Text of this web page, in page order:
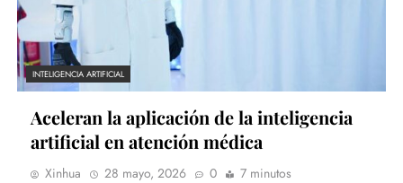
INTELIGENCIA ARTIFICIAL
Aceleran la aplicación de la inteligencia
artificial en atención médica
Xinhua 28 mayo, 2026 0
7 minutos